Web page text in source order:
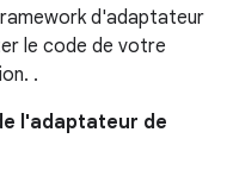
d'adaptateur
le code de votre
.
l'adaptateur de